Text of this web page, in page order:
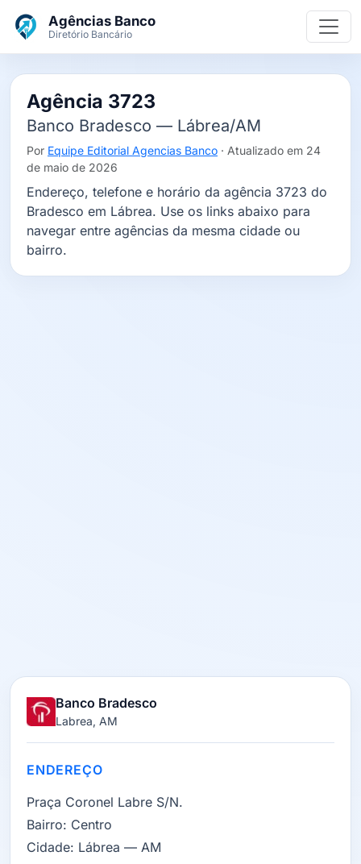
Agências Banco
Diretório Bancário
Agência 3723
Banco Bradesco — Lábrea/AM
Por Equipe Editorial Agencias Banco · Atualizado em 24
de maio de 2026
Endereço, telefone e horário da agência 3723 do
Bradesco em Lábrea. Use os links abaixo para
navegar entre agências da mesma cidade ou
bairro.
Banco Bradesco
Labrea, AM
ENDEREÇO
Praça Coronel Labre S/N.
Bairro: Centro
Cidade: Lábrea — AM